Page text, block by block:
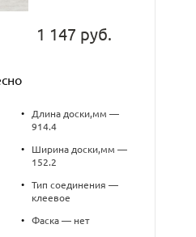
1 147 руб.
•
Длина доски,мм —
914.4
•
Ширина доски,мм —
152.2
•
Тип соединения —
клеевое
• Фаска — нет